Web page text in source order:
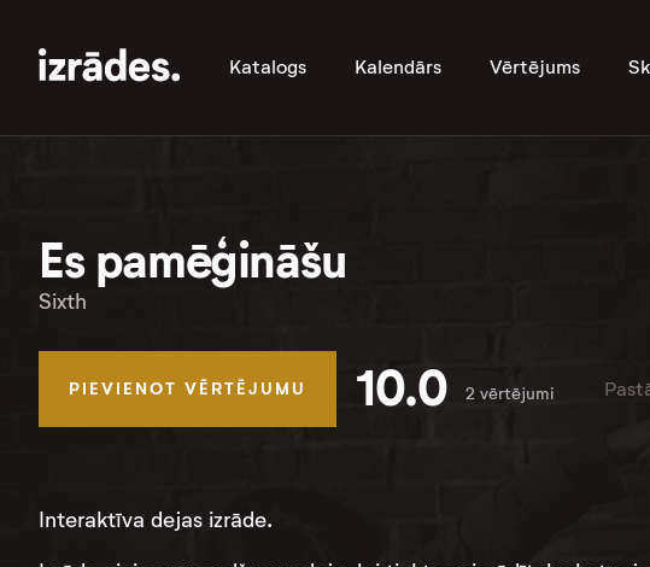
Katalogs Kalendārs Vērtējums
Es pamēģināšu
Sixth
PIEVIENOT VĒRTĒJUMU 10.0 2 vērtējumi
Interaktīva dejas izrāde.